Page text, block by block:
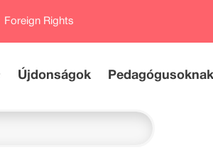
Foreign Rights
Újdonságok